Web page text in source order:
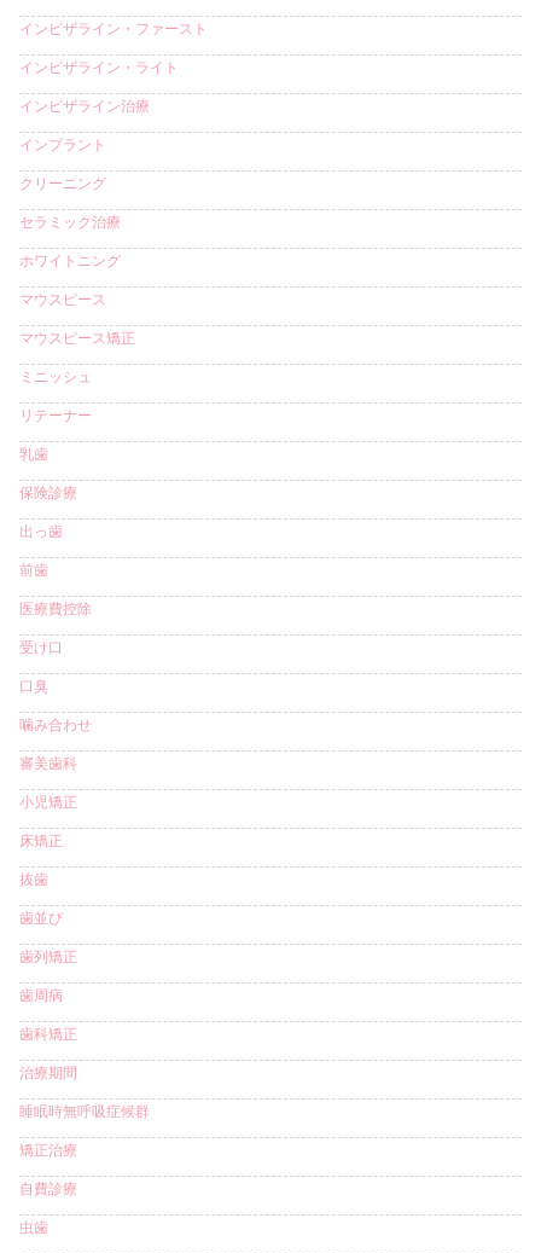
インビザライン・ファースト
インビザライン・ライト
インビザライン治療
インプラント
クリーニング
セラミック治療
ホワイトニング
マウスピース
マウスピース矯正
ミニッシュ
リテーナー
乳歯
保険診療
出っ歯
前歯
医療費控除
受け口
口臭
噛み合わせ
審美歯科
小児矯正
床矯正
抜歯
歯並び
歯列矯正
歯周病
歯科矯正
治療期間
睡眠時無呼吸症候群
矯正治療
自費診療
虫歯